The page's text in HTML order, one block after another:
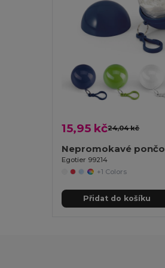
15,95 kč24,04 kč
Nepromokavé pončo
Egotier 99214
+1 Colors
Přidat do košíku